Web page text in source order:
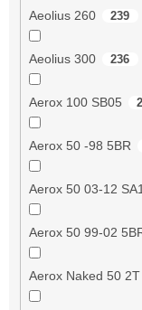
Aeolius 260 239
Aeolius 300 236
Aerox 100 SB05
Aerox 50 -98 5BR
Aerox 50 03-12
Aerox 50 99-02
Aerox Naked 50